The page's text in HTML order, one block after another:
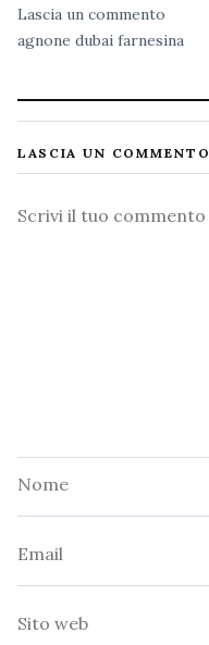
Lascia un commento
agnone dubai farnesina
LASCIA UN COMMENTO
Commento